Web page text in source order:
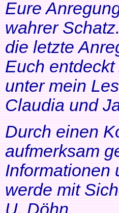
Eure
wahrer
die letzte
Euch
unter mein
Claudia und
Durch einen
aufmerksam
Informationen
werde mit
U. Döhn